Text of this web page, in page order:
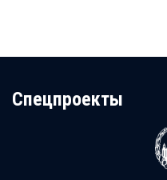
Cпецпроекты